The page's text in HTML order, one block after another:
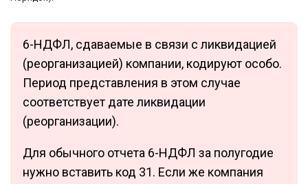
6-НДФЛ, сдаваемые в связи с ликвидацией
(реорганизацией) компании, кодируют особо.
Период представления в этом случае
соответствует дате ликвидации
(реорганизации).
Для обычного отчета 6-НДФЛ за полугодие
нужно вставить код 31. Если же компания